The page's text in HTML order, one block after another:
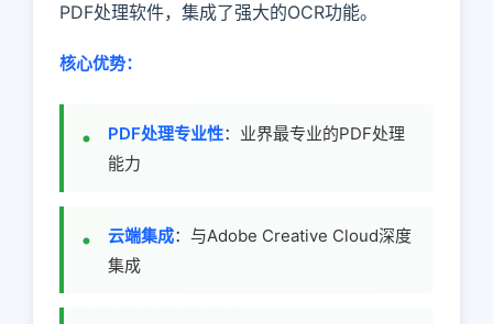
PDF处理软件，集成了强大的OCR功能。
核心优势：
PDF处理专业性：业界最专业的PDF处理
能力
云端集成：与Adobe Creative Cloud深度
集成